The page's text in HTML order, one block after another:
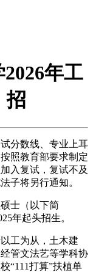
年工
招
分数线、专业上耳
照教育部要求制定
入复试，复试不及
子将另行通知。
士（以下简
年起头招生。
工为从，土木建
管文法艺等学科协
“111打算”扶植单